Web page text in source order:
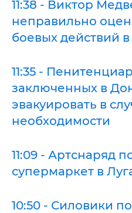
11:38 - Виктор
неправильно
боевых действий
11:35 -
заключенных в
эвакуировать в
необходимости
11:09 - Артснаряд
супермаркет в
10:50 - Силовики